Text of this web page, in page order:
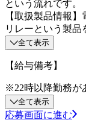
という流れです。
【取扱製品情報
リレーという製品
全て表示
【給与備考】
※22時以降勤務が
全て表示
応募画面に進む